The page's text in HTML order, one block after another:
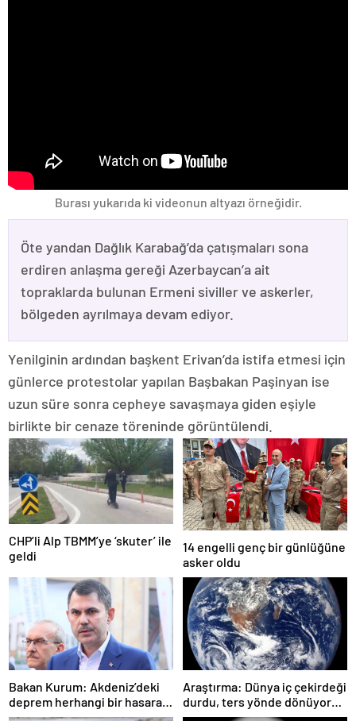
Burası yukarıda ki videonun altyazı örneğidir.
Öte yandan Dağlık Karabağ’da çatışmaları sona
erdiren anlaşma gereği Azerbaycan’a ait
topraklarda bulunan Ermeni siviller ve askerler,
bölgeden ayrılmaya devam ediyor.
Yenilginin ardından başkent Erivan’da istifa etmesi için
günlerce protestolar yapılan Başbakan Paşinyan ise
uzun süre sonra cepheye savaşmaya giden eşiyle
birlikte bir cenaze töreninde görüntülendi.
CHP’li Alp TBMM’ye ‘skuter’ ile
geldi
14 engelli genç bir günlüğüne
asker oldu
Bakan Kurum: Akdeniz’deki
deprem herhangi bir hasara
neden olmadı
Araştırma: Dünya iç çekirdeği
durdu, ters yönde dönüyor
olabilir